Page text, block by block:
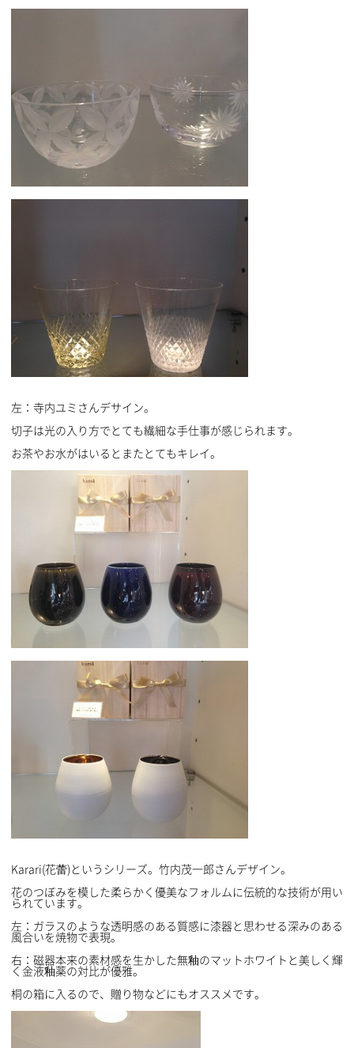
左：寺内ユミさんデサイン。
切子は光の入り方でとても繊細な手仕事が感じられます。
お茶やお水がはいるとまたとてもキレイ。
Karari(花蕾)というシリーズ。竹内茂一郎さんデザイン。
花のつぼみを模した柔らかく優美なフォルムに伝統的な技術が用い
られています。
左：ガラスのような透明感のある質感に漆器と思わせる深みのある
風合いを焼物で表現。
右：磁器本来の素材感を生かした無釉のマットホワイトと美しく輝
く金液釉薬の対比が優雅。
桐の箱に入るので、贈り物などにもオススメです。